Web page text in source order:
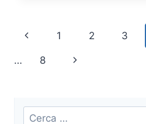
Navigazione
pagina
Pagina
Precedente
1 2 3
… 8
Pagina
Ricerca